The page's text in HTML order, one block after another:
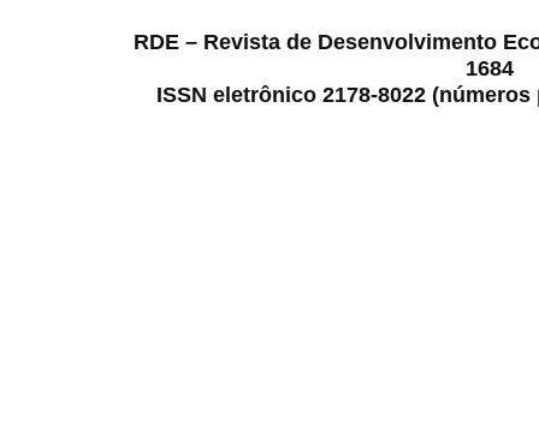
RDE – Revista de Desenvolvimento
1684
ISSN eletrônico 2178-8022